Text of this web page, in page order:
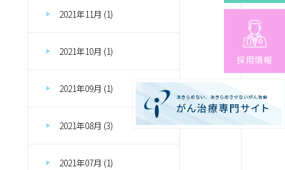
2021年11月 (1)
2021年10月 (1)
2021年09月 (1)
2021年08月 (3)
2021年07月 (1)
採用情報